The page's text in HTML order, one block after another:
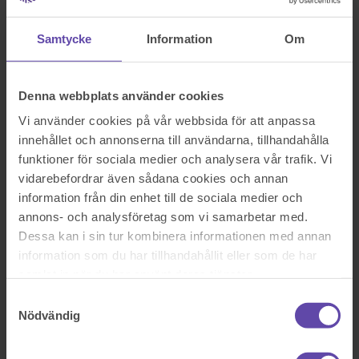
Samtycke Information Om
Denna webbplats använder cookies
Vi använder cookies på vår webbsida för att anpassa
innehållet och annonserna till användarna, tillhandahålla
funktioner för sociala medier och analysera vår trafik. Vi
vidarebefordrar även sådana cookies och annan
information från din enhet till de sociala medier och
annons- och analysföretag som vi samarbetar med.
Dessa kan i sin tur kombinera informationen med annan
information som du har tillhandahållit eller som de har
Nödvändig
Meddela den andre
vårdnadshavaren att man reser
bort
Jag har delad vårdnad för min son, jag har honom varannan fredag
till måndag, hämtar och lämnar i skolan. Min ex fru valde på sin
vecka att åka till sitt hemland Kuba men lämnade vår son hemma
detta, fick inte ens frågan. Har hon ingen skyldighet att informera
Sök efter en fråga